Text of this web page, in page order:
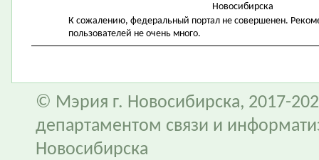
Новосибирска
К сожалению, федеральный портал не совершенен.
пользователей не очень много.
© Мэрия г. Новосибирска, 2017-
департаментом связи и
Новосибирска